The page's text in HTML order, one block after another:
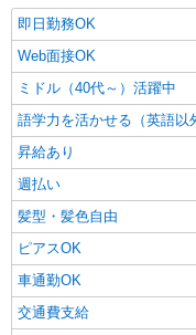
即日勤務OK
Web面接OK
ミドル（40代～）活躍中
語学力を活かせる（英語以
昇給あり
週払い
髪型・髪色自由
ピアスOK
車通勤OK
交通費支給